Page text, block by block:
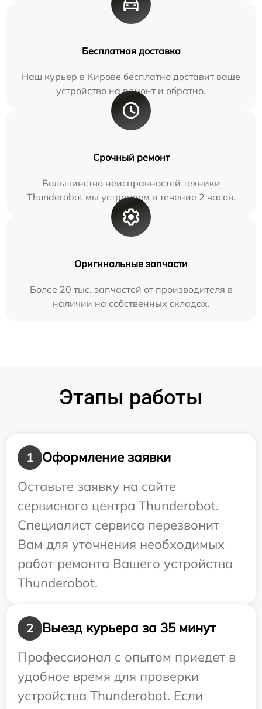
Бесплатная доставка
Наш курьер в Кирове бесплатно доставит ваше
устройство на ремонт и обратно.
Срочный ремонт
Большинство неисправностей техники
Thunderobot мы устраняем в течение 2 часов.
Оригинальные запчасти
Более 20 тыс. запчастей от производителя в
наличии на собственных складах.
Этапы работы
1
Оформление заявки
Оставьте заявку на сайте
сервисного центра Thunderobot.
Специалист сервиса перезвонит
Вам для уточнения необходимых
работ ремонта Вашего устройства
Thunderobot.
2
Выезд курьера за 35 минут
Профессионал с опытом приедет в
удобное время для проверки
устройства Thunderobot. Если